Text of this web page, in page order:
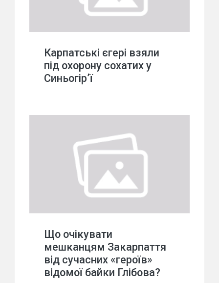
Карпатські єгері взяли
під охорону сохатих у
Синьогір’ї
Що очікувати
мешканцям Закарпаття
від сучасних «героїв»
відомої байки Глібова?